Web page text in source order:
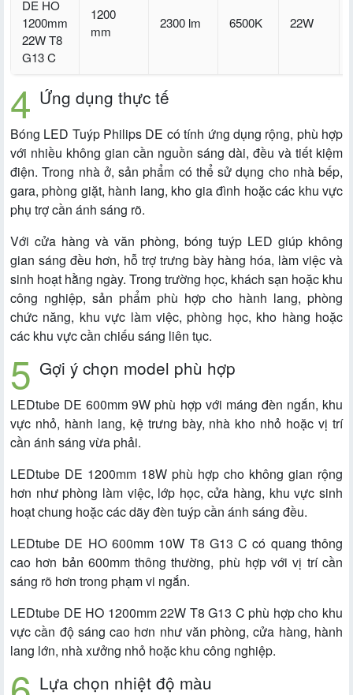
DE HO
1200mm
22W T8
G13 C
1200
mm
2300 lm 6500K 22W
Ứng dụng thực tế
Bóng LED Tuýp Philips DE có tính ứng dụng rộng, phù hợp
với nhiều không gian cần nguồn sáng dài, đều và tiết kiệm
điện. Trong nhà ở, sản phẩm có thể sử dụng cho nhà bếp,
gara, phòng giặt, hành lang, kho gia đình hoặc các khu vực
phụ trợ cần ánh sáng rõ.
Với cửa hàng và văn phòng, bóng tuýp LED giúp không
gian sáng đều hơn, hỗ trợ trưng bày hàng hóa, làm việc và
sinh hoạt hằng ngày. Trong trường học, khách sạn hoặc khu
công nghiệp, sản phẩm phù hợp cho hành lang, phòng
chức năng, khu vực làm việc, phòng học, kho hàng hoặc
các khu vực cần chiếu sáng liên tục.
Gợi ý chọn model phù hợp
LEDtube DE 600mm 9W phù hợp với máng đèn ngắn, khu
vực nhỏ, hành lang, kệ trưng bày, nhà kho nhỏ hoặc vị trí
cần ánh sáng vừa phải.
LEDtube DE 1200mm 18W phù hợp cho không gian rộng
hơn như phòng làm việc, lớp học, cửa hàng, khu vực sinh
hoạt chung hoặc các dãy đèn tuýp cần ánh sáng đều.
LEDtube DE HO 600mm 10W T8 G13 C có quang thông
cao hơn bản 600mm thông thường, phù hợp với vị trí cần
sáng rõ hơn trong phạm vi ngắn.
LEDtube DE HO 1200mm 22W T8 G13 C phù hợp cho khu
vực cần độ sáng cao hơn như văn phòng, cửa hàng, hành
lang lớn, nhà xưởng nhỏ hoặc khu công nghiệp.
Lựa chọn nhiệt độ màu